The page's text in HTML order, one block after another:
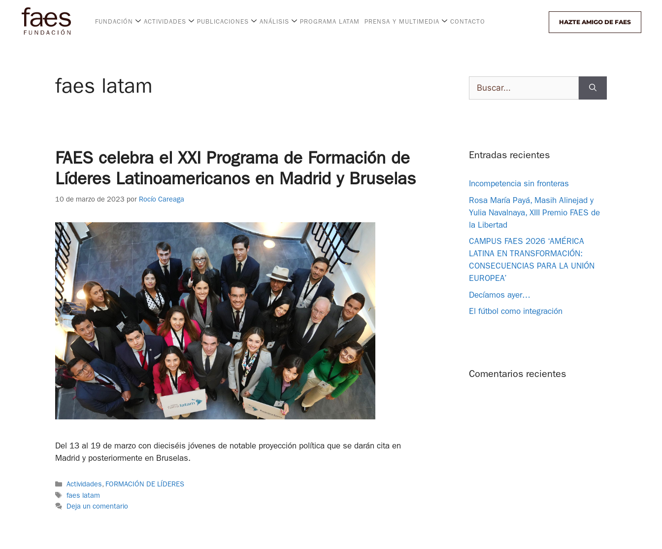
FUNDACIÓN ACTIVIDADES PUBLICACIONES ANÁLISIS PROGRAMA LATAM PRENSA Y MULTIMEDIA CONTACTO HAZTE AMIGO DE FAES
faes latam
FAES celebra el XXI Programa de Formación de
Líderes Latinoamericanos en Madrid y Bruselas
10 de marzo de 2023 por Rocío Careaga
Del 13 al 19 de marzo con dieciséis jóvenes de notable proyección política que se darán cita en
Madrid y posteriormente en Bruselas.
Actividades, FORMACIÓN DE LÍDERES
faes latam
Deja un comentario
Entradas recientes
Incompetencia sin fronteras
Rosa María Payá, Masih Alinejad y
Yulia Navalnaya, XIII Premio FAES de
la Libertad
CAMPUS FAES 2026 ‘AMÉRICA
LATINA EN TRANSFORMACIÓN:
CONSECUENCIAS PARA LA UNIÓN
EUROPEA’
Decíamos ayer…
El fútbol como integración
Comentarios recientes